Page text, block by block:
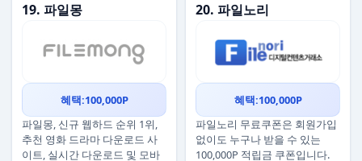
19. 파일몽
혜택:100,000P
파일몽, 신규 웹하드 순위 1위,
추천 영화 드라마 다운로드 사
이트, 실시간 다운로드 및 모바
20. 파일노리
혜택:100,000P
파일노리 무료쿠폰은 회원가입
없이도 누구나 받을 수 있는
100,000P 적립금 쿠폰입니다.